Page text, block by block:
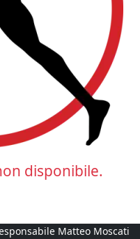
disponibile.
Matteo Moscati